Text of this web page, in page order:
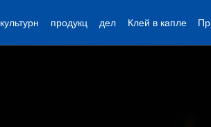
культурн продукц дел Клей в капле